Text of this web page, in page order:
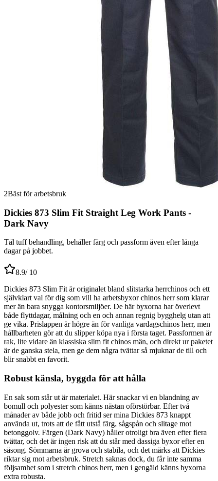
2Bäst för arbetsbruk
Dickies 873 Slim Fit Straight Leg Work Pants -
Dark Navy
Tål tuff behandling, behåller färg och passform även efter långa
dagar på jobbet.
8.9/ 10
Dickies 873 Slim Fit är originalet bland slitstarka herrchinos och ett
självklart val för dig som vill ha arbetsbyxor chinos herr som klarar
mer än bara snygga kontorsmiljöer. De här byxorna har överlevt
både flyttdagar, målning och en och annan regnig bygghelg utan att
ge vika. Prislappen är högre än för vanliga vardagschinos herr, men
hållbarheten gör att du slipper köpa nya i första taget. Passformen är
rak, lite vidare än klassiska slim fit chinos män, och direkt ur paketet
är de ganska stela, men ge dem några tvättar så mjuknar de till och
blir snabbt en favorit.
Robust känsla, byggda för att hålla
En sak som står ut är materialet. Här snackar vi en blandning av
bomull och polyester som känns nästan oförstörbar. Efter två
månader av både jobb och fritid ser mina Dickies 873 knappt
använda ut, trots att de fått utstå färg, sågspån och slitage mot
betonggolv. Färgen (Dark Navy) håller otroligt bra även efter flera
tvättar, och det är ingen risk att du står med dassiga byxor efter en
säsong. Sömmarna är grova och stabila, och det märks att Dickies
riktar sig mot arbetsbruk. Stretch saknas dock, du får inte samma
följsamhet som i stretch chinos herr, men i gengäld känns byxorna
extra robusta.